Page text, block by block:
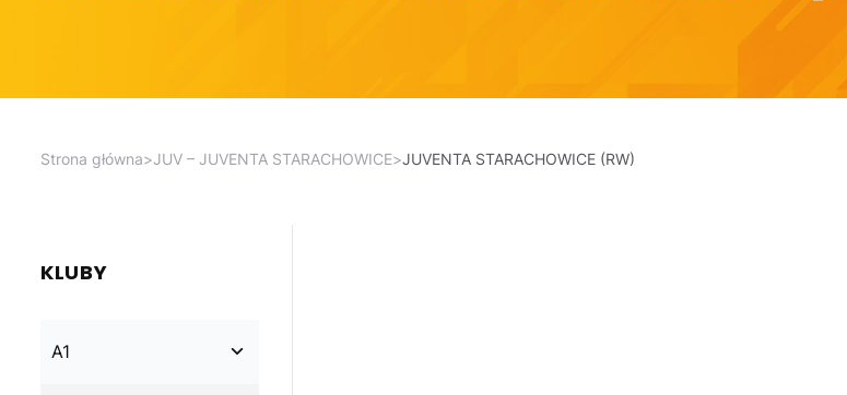
Strona główna>JUV – JUVENTA STARACHOWICE>JUVENTA STARACHOWICE (RW)
KLUBY
A1